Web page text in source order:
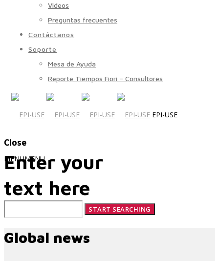
Videos
Preguntas frecuentes
Contáctanos
Soporte
Mesa de Ayuda
Reporte Tiempos Fiori – Consultores
EPI-USE
MENUMENU
Close
Enter your
text here
Global news